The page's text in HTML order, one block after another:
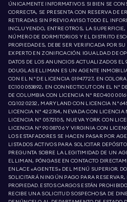
ÚNICAMENTE INFORMATIVOS. SI BIEN SE
CORRECTA, SE PRESENTA CON RESERVA DE
RETIRADAS SIN PREVIO AVISO. TODO EL
INCLUYENDO, ENTRE OTROS, LA
NÚMERO DE DORMITORIOS Y EL DISTRITO
PROPIEDADES, DEBE SER VERIFICADA POR
EXPERTO EN ZONIFICACIÓN. IGUALDAD DE
DATOS DE LOS ANUNCIOS ACTUALIZADOS EL
DOUGLAS ELLIMAN ES UN AGENTE
CON EL N.º DE LICENCIA 01947727, EN
EC100053892, EN CONNECTICUT CON EL N.º
DE COLUMBIA CON LICENCIA N.º
CQ1020232, MARYLAND CON LICENCIA N.º
LICENCIA N.º 422764, NEVADA CON LICENCIA
LICENCIA N.º 0572105, NUEVA YORK CON
LICENCIA N.º 9008706 Y VIRGINIA CON
LOS ESTAFADORES SE HACEN PASAR POR
LISTADOS ACTIVOS PARA SOLICITAR
PREGUNTA SOBRE LA LEGITIMIDAD DE UN
ELLIMAN, PÓNGASE EN CONTACTO
ENLACE «AGENTES» DEL MENÚ SUPERIOR.
SOLICITARÁ NINGÚN PAGO PARA RESERVAR,
PROPIEDAD. ESTOS CARGOS ESTÁN
RECIBE UNA SOLICITUD SOSPECHOSA DE